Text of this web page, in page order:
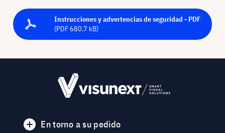
Instrucciones y advertencias de seguridad - PDF
(PDF 680.7 kB)
En torno a su pedido